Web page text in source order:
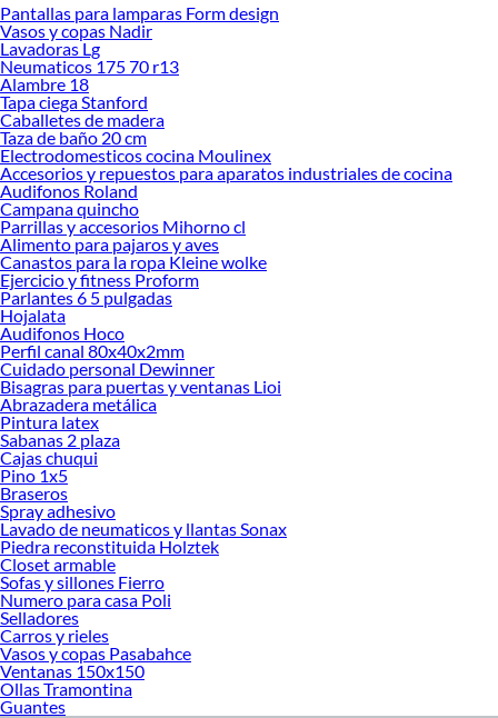
Pantallas para lamparas Form design
Vasos y copas Nadir
Lavadoras Lg
Neumaticos 175 70 r13
Alambre 18
Tapa ciega Stanford
Caballetes de madera
Taza de baño 20 cm
Electrodomesticos cocina Moulinex
Accesorios y repuestos para aparatos industriales de cocina
Audifonos Roland
Campana quincho
Parrillas y accesorios Mihorno cl
Alimento para pajaros y aves
Canastos para la ropa Kleine wolke
Ejercicio y fitness Proform
Parlantes 6 5 pulgadas
Hojalata
Audifonos Hoco
Perfil canal 80x40x2mm
Cuidado personal Dewinner
Bisagras para puertas y ventanas Lioi
Abrazadera metálica
Pintura latex
Sabanas 2 plaza
Cajas chuqui
Pino 1x5
Braseros
Spray adhesivo
Lavado de neumaticos y llantas Sonax
Piedra reconstituida Holztek
Closet armable
Sofas y sillones Fierro
Numero para casa Poli
Selladores
Carros y rieles
Vasos y copas Pasabahce
Ventanas 150x150
Ollas Tramontina
Guantes